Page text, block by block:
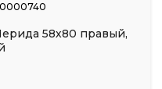
58х80 правый,